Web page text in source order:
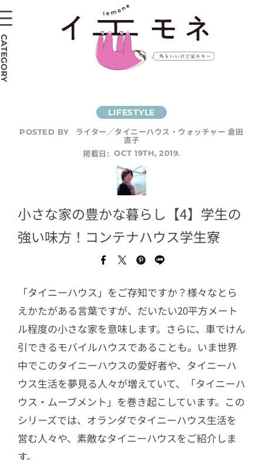
POSTED BY ライター／タイニーハウス・ウォッチャー 倉田
直子
掲載日: OCT 19TH, 2019.
小さな家の豊かな暮らし【4】学生の
強い味方！コンテナハウス学生寮
「タイニーハウス」をご存知ですか？様々なとら
えかたがある言葉ですが、だいたい20平方メート
ル程度の小さな家を意味します。さらに、車でけん
引できるモバイルハウスであることも。いま世界
中でこのタイニーハウスの愛好者や、タイニーハ
ウス生活を夢見る人々が増えていて、「タイニーハ
ウス・ムーブメント」を巻き起こしています。この
シリーズでは、オランダでタイニーハウス生活を
営む人々や、素敵なタイニーハウスをご紹介しま
す。